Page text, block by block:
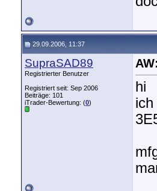
29.09.2006, 11:37
SupraSAD89
Registrierter Benutzer
Registriert seit: Sep 2006
Beiträge: 101
iTrader-Bewertung: (0)
hi